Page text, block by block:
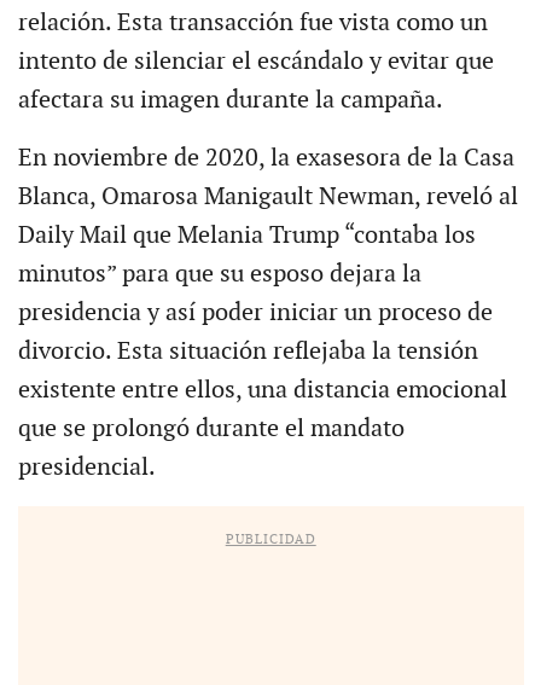
relación. Esta transacción fue vista como un
intento de silenciar el escándalo y evitar que
afectara su imagen durante la campaña.
En noviembre de 2020, la exasesora de la Casa
Blanca, Omarosa Manigault Newman, reveló al
Daily Mail que Melania Trump “contaba los
minutos” para que su esposo dejara la
presidencia y así poder iniciar un proceso de
divorcio. Esta situación reflejaba la tensión
existente entre ellos, una distancia emocional
que se prolongó durante el mandato
presidencial.
PUBLICIDAD